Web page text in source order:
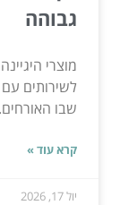
גבוהה
מוצרי
לשירותים
שבו
קרא עוד »
יול 17, 2026